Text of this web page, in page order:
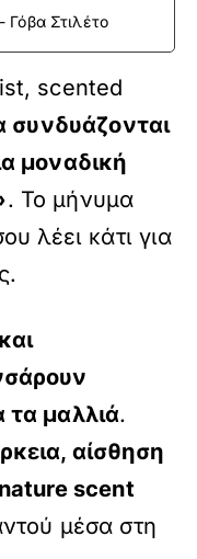
Γόβα Στιλέτο
scented
συνδυάζονται
μοναδική
. Το μήνυμα
λέει κάτι για
τα μαλλιά.
αίσθηση
scent
μέσα στη